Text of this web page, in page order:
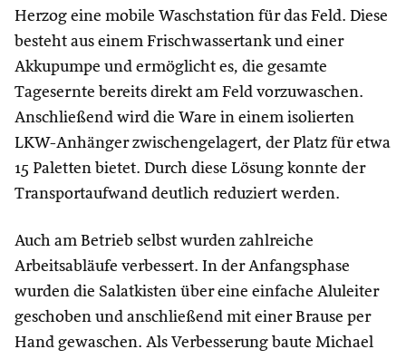
Herzog eine mobile Waschstation für das Feld. Diese
besteht aus einem Frischwassertank und einer
Akkupumpe und ermöglicht es, die gesamte
Tagesernte bereits direkt am Feld vorzuwaschen.
Anschließend wird die Ware in einem isolierten
LKW-Anhänger zwischengelagert, der Platz für etwa
15 Paletten bietet. Durch diese Lösung konnte der
Transportaufwand deutlich reduziert werden.
Auch am Betrieb selbst wurden zahlreiche
Arbeitsabläufe verbessert. In der Anfangsphase
wurden die Salatkisten über eine einfache Aluleiter
geschoben und anschließend mit einer Brause per
Hand gewaschen. Als Verbesserung baute Michael